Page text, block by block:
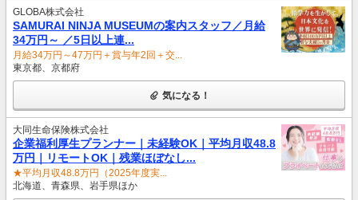
GLOBA株式会社
SAMURAI NINJA MUSEUMの案内スタッフ／月給
34万円～ ／5日以上連...
月給34万円～47万円＋賞与年2回＋交...
東京都、京都府
気になる！
大同生命保険株式会社
企業福利厚生プランナー｜未経験OK｜平均月収48.8
万円｜リモートOK｜残業ほぼなし...
★平均月収48.8万円（2025年度実...
北海道、青森県、岩手県ほか